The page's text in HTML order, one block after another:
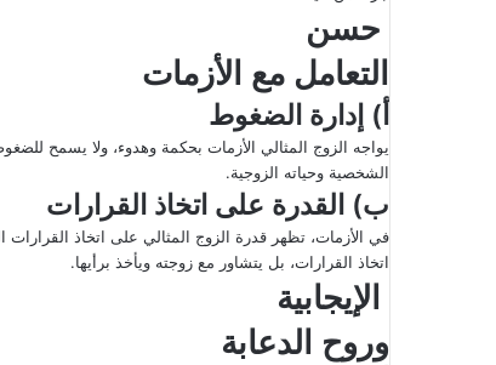
حسن
التعامل مع الأزمات
أ) إدارة الضغوط
يواجه الزوج المثالي الأزمات بحكمة وهدوء، ولا يسمح
الشخصية وحياته الزوجية.
ب) القدرة على اتخاذ القرارات
في الأزمات، تظهر قدرة الزوج المثالي على اتخاذ
اتخاذ القرارات، بل يتشاور مع زوجته ويأخذ برأيها.
الإيجابية
وروح الدعابة